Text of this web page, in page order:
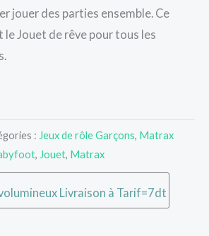
jouer des parties ensemble. Ce
Jouet de rêve pour tous les
: Jeux de rôle Garçons, Matrax
, Jouet, Matrax
Livraison à Tarif=7dt